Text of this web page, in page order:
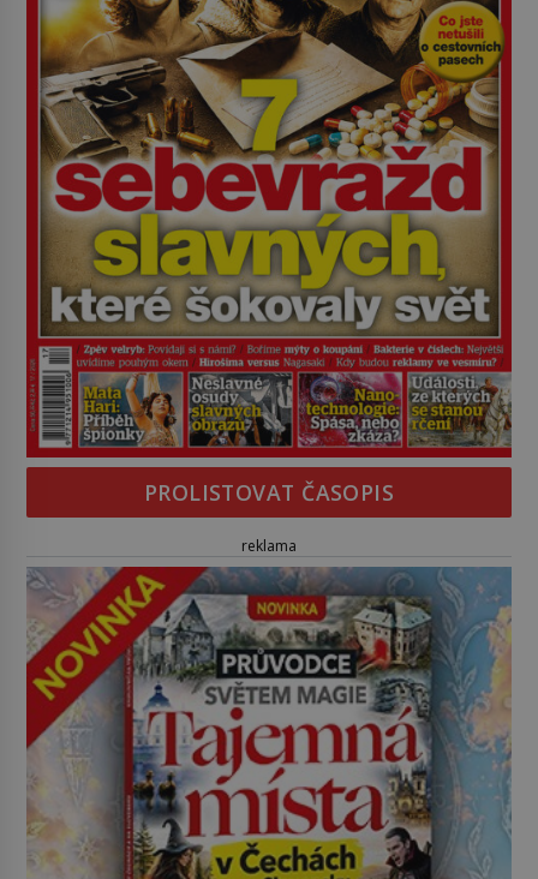
PROLISTOVAT ČASOPIS
reklama